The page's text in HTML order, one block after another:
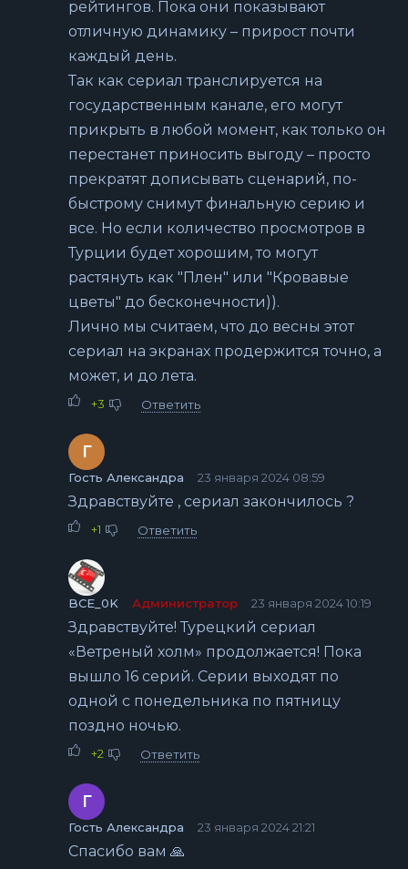
рейтингов. Пока они показывают
отличную динамику – прирост почти
каждый день.
Так как сериал транслируется на
государственным канале, его могут
прикрыть в любой момент, как только он
перестанет приносить выгоду – просто
прекратят дописывать сценарий, по-
быстрому снимут финальную серию и
все. Но если количество просмотров в
Турции будет хорошим, то могут
растянуть как "Плен" или "Кровавые
цветы" до бесконечности)).
Лично мы считаем, что до весны этот
сериал на экранах продержится точно, а
может, и до лета.
+3 Ответить
Г
Гость Александра 23 января 2024 08:59
Здравствуйте , сериал закончилось ?
+1 Ответить
BCE_0K Администратор 23 января 2024 10:19
Здравствуйте! Турецкий сериал
«Ветреный холм» продолжается! Пока
вышло 16 серий. Серии выходят по
одной с понедельника по пятницу
поздно ночью.
+2 Ответить
Г
Гость Александра 23 января 2024 21:21
Спасибо вам 🙏